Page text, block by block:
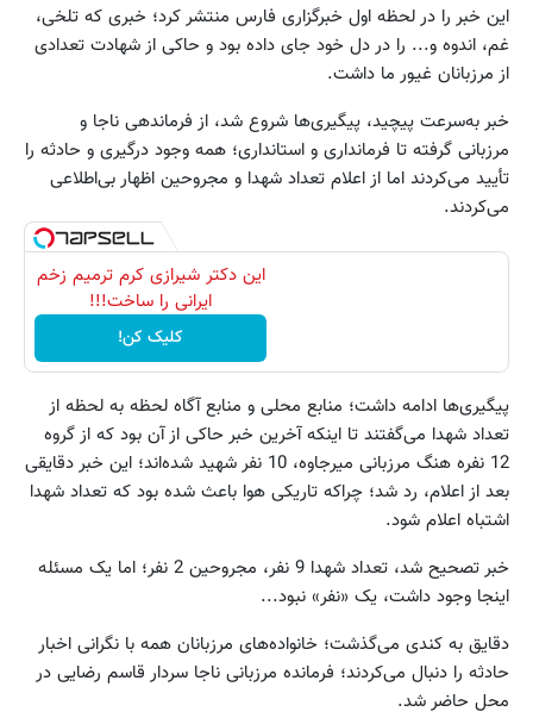
این خبر را در لحظه اول خبرگزاری فارس منتشر کرد؛ خبری که تلخی،
غم، اندوه و... را در دل خود جای داده بود و حاکی از شهادت تعدادی
از مرزبانان غیور ما داشت.
خبر به‌سرعت پیچید، پیگیری‌ها شروع شد، از فرماندهی ناجا و
مرزبانی گرفته تا فرمانداری و استانداری؛ همه وجود درگیری و حادثه را
تأیید می‌کردند اما از اعلام تعداد شهدا و مجروحین اظهار بی‌‌اطلاعی
می‌کردند.
این دکتر شیرازی کرم ترمیم زخم
ایرانی را ساخت!!!
کلیک کن!
پیگیری‌ها ادامه داشت؛ منابع محلی و منابع آگاه لحظه به لحظه از
تعداد شهدا می‌گفتند تا اینکه آخرین خبر حاکی از آن بود که از گروه
12 نفره هنگ مرزبانی میرجاوه، 10 نفر شهید شده‌اند؛ این خبر دقایقی
بعد از اعلام، رد شد؛ چراکه تاریکی هوا باعث شده بود که تعداد شهدا
اشتباه اعلام شود.
خبر تصحیح شد، تعداد شهدا 9 نفر، مجروحین 2 نفر؛ اما یک مسئله
اینجا وجود داشت، یک «نفر» نبود...
دقایق به کندی می‌گذشت؛ خانواده‌های مرزبانان همه با نگرانی اخبار
حادثه را دنبال می‌کردند؛ فرمانده مرزبانی ناجا سردار قاسم رضایی در
محل حاضر شد.